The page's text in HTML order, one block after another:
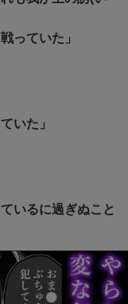
っていた」
いた」
いるに過ぎぬこと